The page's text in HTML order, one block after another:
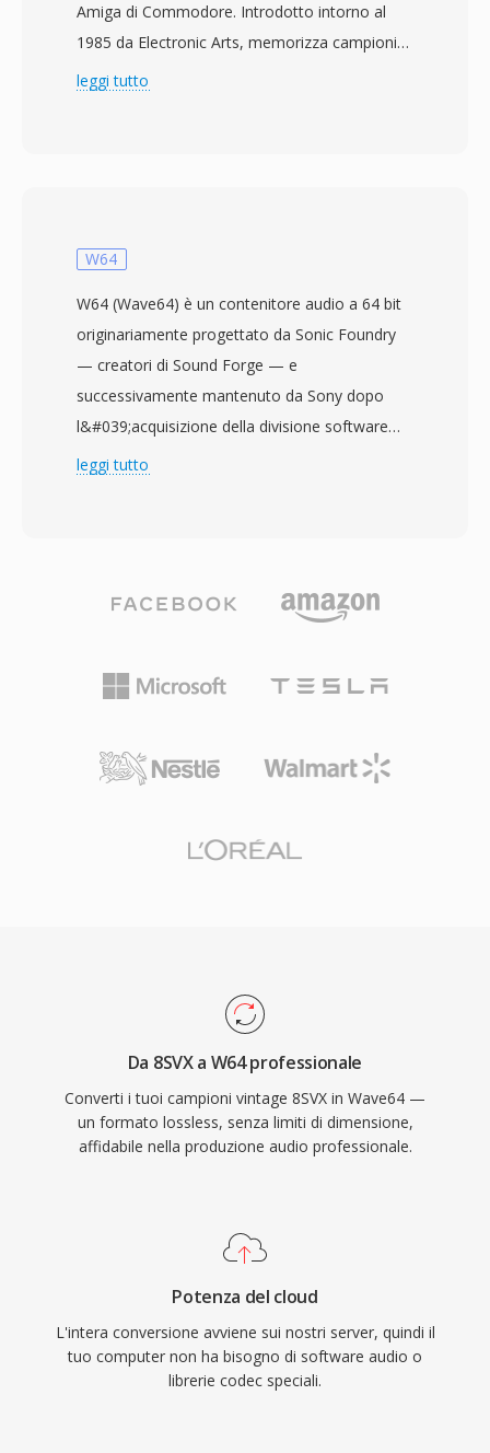
Amiga di Commodore. Introdotto intorno al
1985 da Electronic Arts, memorizza campioni
audio a 8 bit con compressione delta Fibonacci
BODY contenente i dati audio effettivi. 8SVX ha
videogiochi alla musica campionata nei
software tracker dell&#039;ecosistema Amiga.
Un vantaggio chiave risiede nella sua
architettura a chunk estremamente semplice,
che rende analisi e generazione notevolmente
facili rispetto ai contenitori moderni. Un altro
caratteristica preziosa per la produzione
musicale dell&#039;epoca. Sebbene la
comune, i file 8SVX restano importanti per gli
impegnati nella conservazione di software e
contenuti audio classici.
leggi tutto
W64
W64 (Wave64) è un contenitore audio a 64 bit
originariamente progettato da Sonic Foundry
— creatori di Sound Forge — e
successivamente mantenuto da Sony dopo
l&#039;acquisizione della divisione software
desktop di Sonic Foundry nel 2003. Il formato
di registrazione, acquisizioni multicanale o
campionamento. W64 raggiunge questo
obiettivo estendendo gli identificatori di chunk
GUID invece di codici a quattro caratteri.
fatto qualsiasi vincolo pratico di archiviazione. Il
registrazione di concerti dal vivo e
all&#039;acquisizione di dati scientifici. Sound
Forge, Audacity e altre workstation audio
digitali professionali forniscono supporto W64
nativo per importazione ed esportazione senza
problemi. Per ingegneri e produttori che
la semplicità del WAV senza il frustrante limite
leggi tutto
Da 8SVX a W64 professionale
Converti i tuoi campioni vintage 8SVX in Wave64 —
un formato lossless, senza limiti di dimensione,
affidabile nella produzione audio professionale.
Potenza del cloud
L'intera conversione avviene sui nostri server, quindi il
tuo computer non ha bisogno di software audio o
librerie codec speciali.